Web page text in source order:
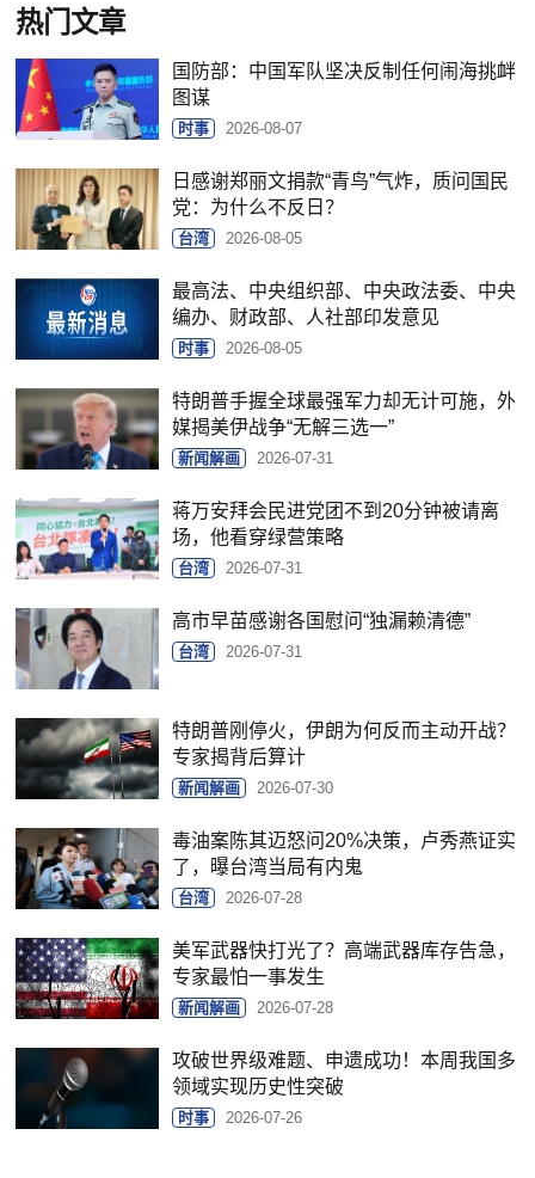
热门文章
国防部：中国军队坚决反制任何闹海挑衅
图谋
时事 2026-08-07
日感谢郑丽文捐款“青鸟”气炸，质问国民
党：为什么不反日？
台湾 2026-08-05
最高法、中央组织部、中央政法委、中央
编办、财政部、人社部印发意见
时事 2026-08-05
特朗普手握全球最强军力却无计可施，外
媒揭美伊战争“无解三选一”
新闻解画 2026-07-31
蒋万安拜会民进党团不到20分钟被请离
场，他看穿绿营策略
台湾 2026-07-31
高市早苗感谢各国慰问“独漏赖清德”
台湾 2026-07-31
特朗普刚停火，伊朗为何反而主动开战？
专家揭背后算计
新闻解画 2026-07-30
毒油案陈其迈怒问20%决策，卢秀燕证实
了，曝台湾当局有内鬼
台湾 2026-07-28
美军武器快打光了？高端武器库存告急，
专家最怕一事发生
新闻解画 2026-07-28
攻破世界级难题、申遗成功！本周我国多
领域实现历史性突破
时事 2026-07-26